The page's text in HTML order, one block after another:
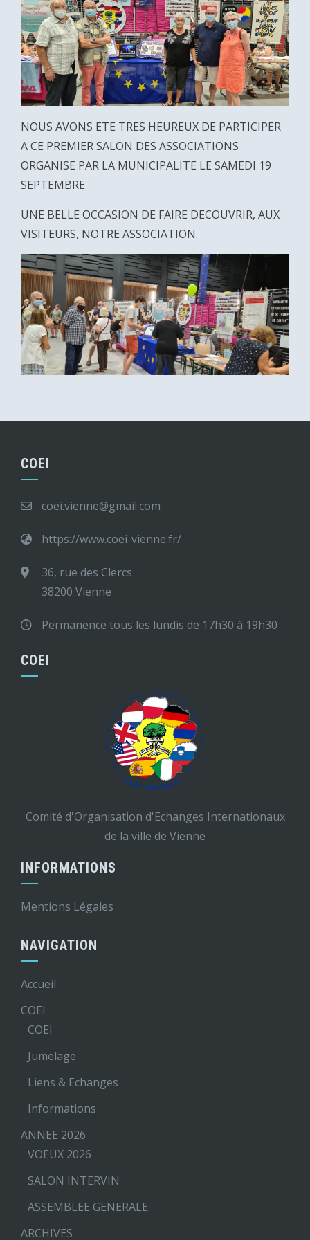
NOUS AVONS ETE TRES HEUREUX DE PARTICIPER
A CE PREMIER SALON DES ASSOCIATIONS
ORGANISE PAR LA MUNICIPALITE LE SAMEDI 19
SEPTEMBRE.
UNE BELLE OCCASION DE FAIRE DECOUVRIR, AUX
VISITEURS, NOTRE ASSOCIATION.
COEI
coei.vienne@gmail.com
https://www.coei-vienne.fr/
36, rue des Clercs
38200 Vienne
Permanence tous les lundis de 17h30 à 19h30
COEI
Comité d'Organisation d'Echanges Internationaux
de la ville de Vienne
INFORMATIONS
Mentions Légales
NAVIGATION
Accueil
COEI
COEI
Jumelage
Liens & Echanges
Informations
ANNEE 2026
VOEUX 2026
SALON INTERVIN
ASSEMBLEE GENERALE
ARCHIVES